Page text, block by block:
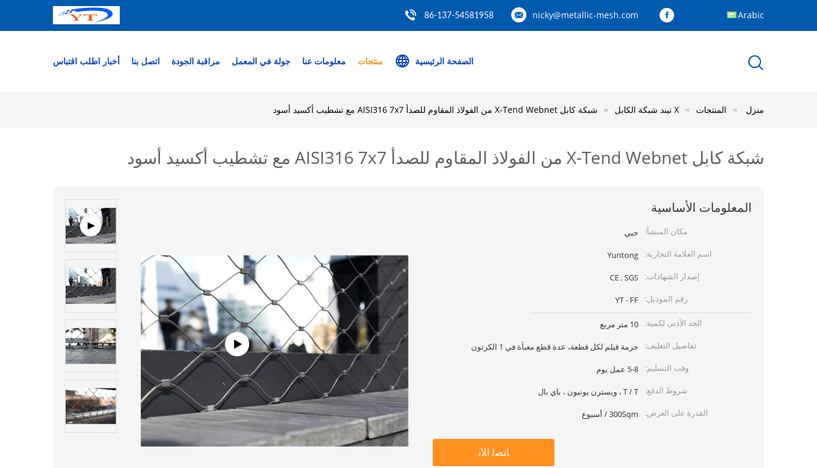
nicky@metallic-mesh.com
86-137-54581958 Arabic
الصفحة الرئيسية منتجات معلومات عنا جولة في المعمل مراقبة الجودة اتصل بنا أخبار اطلب اقتباس
منزل المنتجات X تيند شبكة الكابل شبكة كابل X-Tend Webnet من الفولاذ المقاوم للصدأ AISI316 7x7 مع تشطيب أكسيد أسود
شبكة كابل X-Tend Webnet من الفولاذ المقاوم للصدأ AISI316 7x7 مع تشطيب أكسيد أسود
المعلومات الأساسية
مكان المنشأ:
خبي
اسم العلامة التجارية:
Yuntong
إصدار الشهادات:
CE , SGS
رقم الموديل:
YT - FF
الحد الأدنى لكمية:
10 متر مربع
تفاصيل التغليف:
حزمة فيلم لكل قطعة، عدة قطع معبأة في 1 الكرتون
وقت التسليم:
5-8 عمل يوم
شروط الدفع:
T / T ، ويسترن يونيون ، باي بال
القدرة على العرض:
300Sqm / أسبوع
ﺎﺘﺼﻟ ﺍﻶﻧ